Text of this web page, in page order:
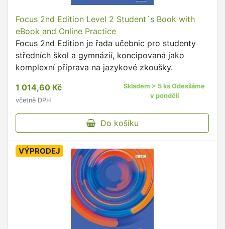
Focus 2nd Edition Level 2 Student´s Book with
eBook and Online Practice
Focus 2nd Edition je řada učebnic pro studenty
středních škol a gymnázií, koncipovaná jako
komplexní příprava na jazykové zkoušky.
1 014,60 Kč
včetně DPH
Skladem > 5 ks Odesíláme
v pondělí
Do košíku
VÝPRODEJ